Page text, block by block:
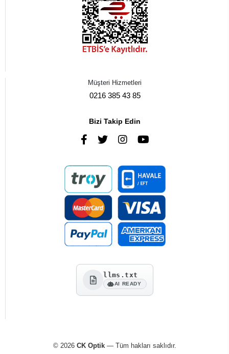
Müşteri Hizmetleri
0216 385 43 85
Bizi Takip Edin
llms.txt
AI READY
© 2026 CK Optik— Tüm hakları saklıdır.